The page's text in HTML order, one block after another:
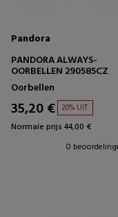
Pandora
PANDORA ALWAYS-
OORBELLEN 290585CZ
Oorbellen
35,20 € 20% UIT.
Normale prijs 44,00 €
0